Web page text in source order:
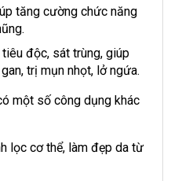
tăng cường chức năng
độc, sát trùng, giúp
trị mụn nhọt, lở ngứa.
một số công dụng khác
lọc cơ thể, làm đẹp da từ